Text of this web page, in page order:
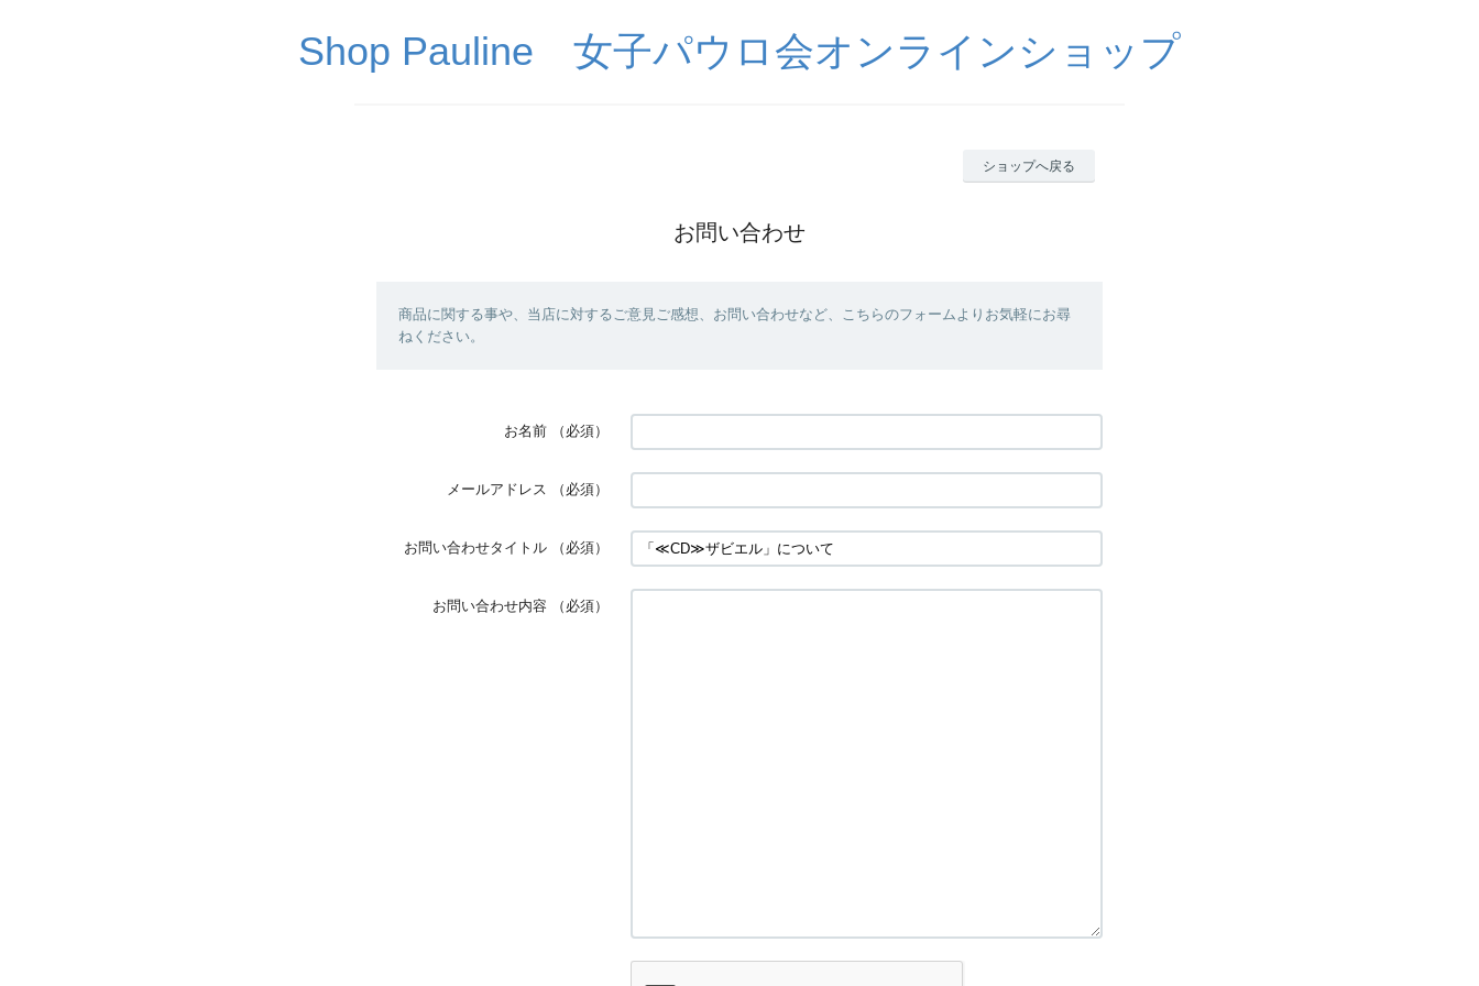
Shop Pauline 女子パウロ会オンラインショップ
ショップへ戻る
お問い合わせ
商品に関する事や、当店に対するご意見ご感想、お問い合わせなど、こちらのフォームよりお気軽にお尋
ねください。
お名前 （必須）
メールアドレス （必須）
お問い合わせタイトル （必須）
お問い合わせ内容 （必須）